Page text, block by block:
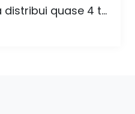
distribui quase 4 t...